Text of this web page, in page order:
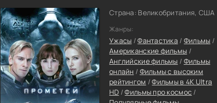
Страна: Великобритания, США
Жанры:
Ужасы /Фантастика / Фильмы /
Американские фильмы /
Английские фильмы / Фильмы
онлайн / Фильмы с высоким
рейтингом /Фильмы в 4K Ultra
HD /Фильмы про космос /